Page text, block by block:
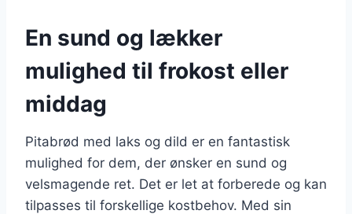
En sund og lækker
mulighed til frokost eller
middag
Pitabrød med laks og dild er en fantastisk
mulighed for dem, der ønsker en sund og
velsmagende ret. Det er let at forberede og kan
tilpasses til forskellige kostbehov. Med sin